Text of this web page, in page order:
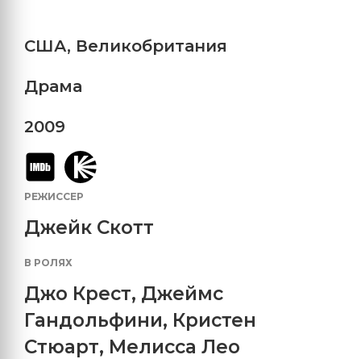
США, Великобритания
Драма
2009
РЕЖИССЕР
Джейк Скотт
В РОЛЯХ
Джо Крест, Джеймс
Гандольфини, Кристен
Стюарт, Мелисса Лео